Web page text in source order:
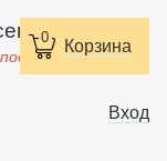
0 Корзина
спасется.
Вход